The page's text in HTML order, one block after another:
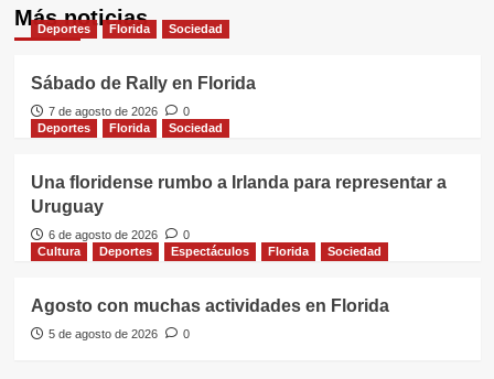
Más noticias
Deportes Florida Sociedad
Sábado de Rally en Florida
7 de agosto de 2026
0
Deportes
Florida Sociedad
Una floridense rumbo a Irlanda para representar a
Uruguay
6 de agosto de 2026
0
Cultura
Deportes Espectáculos Florida Sociedad
Agosto con muchas actividades en Florida
5 de agosto de 2026 0